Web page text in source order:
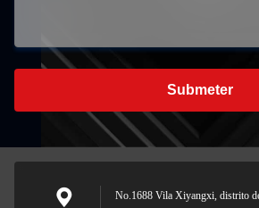
Submeter
No.1688 Vila Xiyangxi, distrito